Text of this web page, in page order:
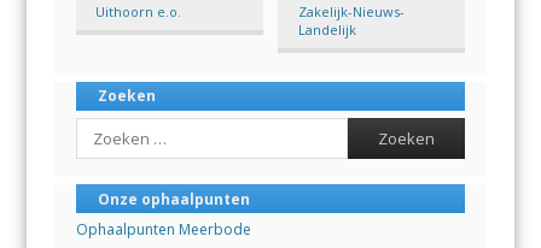
Uithoorn e.o.
Zakelijk-Nieuws-
Landelijk
Zoeken
Search
Onze ophaalpunten
Ophaalpunten Meerbode